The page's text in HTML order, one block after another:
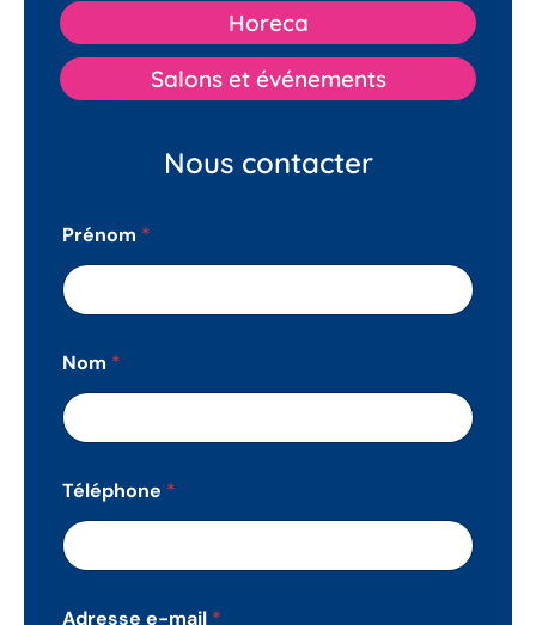
Horeca
Salons et événements
Nous contacter
Prénom *
Nom *
Téléphone *
Adresse e-mail *